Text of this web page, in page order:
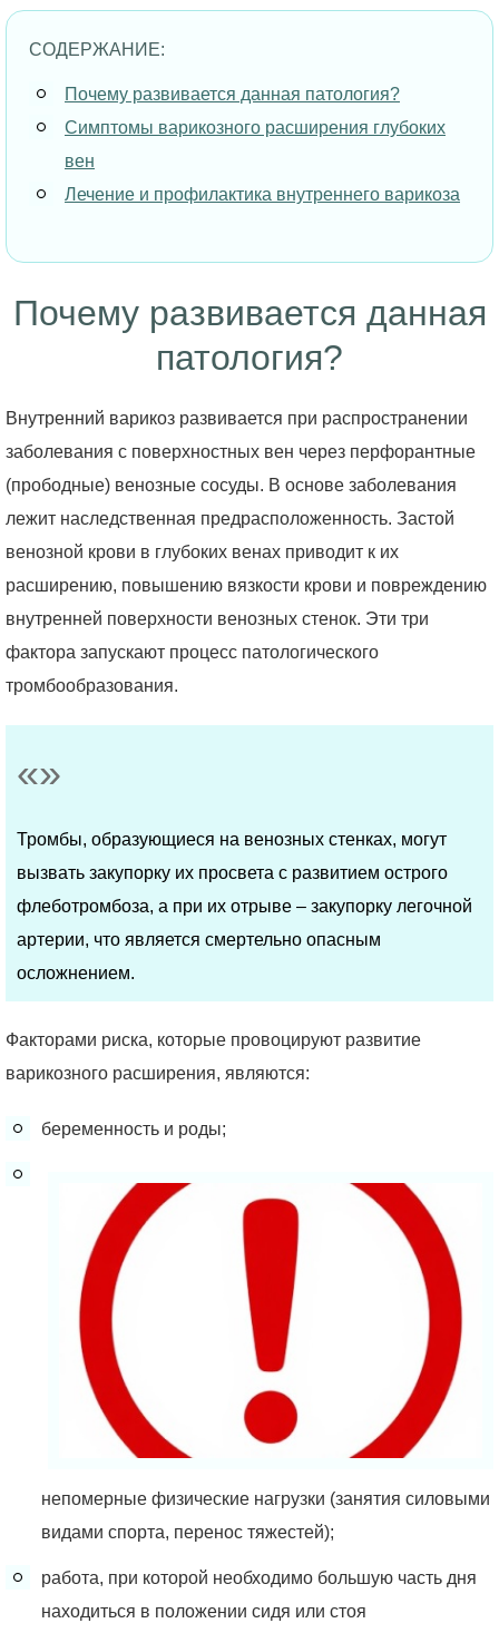
СОДЕРЖАНИЕ:
Почему развивается данная патология?
Симптомы варикозного расширения глубоких
вен
Лечение и профилактика внутреннего варикоза
Почему развивается данная
патология?
Внутренний варикоз развивается при распространении
заболевания с поверхностных вен через перфорантные
(прободные) венозные сосуды. В основе заболевания
лежит наследственная предрасположенность. Застой
венозной крови в глубоких венах приводит к их
расширению, повышению вязкости крови и повреждению
внутренней поверхности венозных стенок. Эти три
фактора запускают процесс патологического
тромбообразования.
Тромбы, образующиеся на венозных стенках, могут
вызвать закупорку их просвета с развитием острого
флеботромбоза, а при их отрыве – закупорку легочной
артерии, что является смертельно опасным
осложнением.
Факторами риска, которые провоцируют развитие
варикозного расширения, являются:
беременность и роды;
непомерные физические нагрузки (занятия силовыми
видами спорта, перенос тяжестей);
работа, при которой необходимо большую часть дня
находиться в положении сидя или стоя